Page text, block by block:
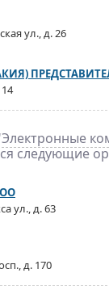
ул., д. 26
Электронные
следующие
ул., д. 63
д. 170